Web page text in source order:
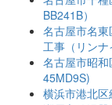
BB241B）
名古屋市名
工事（リンナ
名古屋市昭
45MD9S)
横浜市港北区